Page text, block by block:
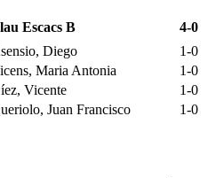
Escacs B
4-0
Diego
1-0
Maria Antonia
1-0
Vicente
1-0
Juan Francisco 1-0